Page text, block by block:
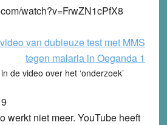
watch?v=FrwZN1cPfX8
de video over het ‘onderzoek’
werkt niet meer. YouTube heeft